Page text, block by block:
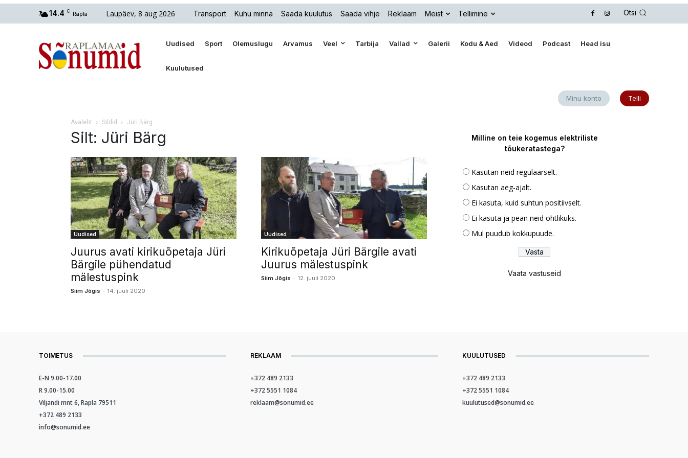
14.4 C Rapla Laupäev, 8 aug 2026 Transport Kuhu minna Saada kuulutus Saada vihje Reklaam Meist Tellimine Otsi
Uudised Sport Olemuslugu Arvamus Veel Tarbija Vallad Galerii Kodu & Aed Videod Podcast Head isu
Kuulutused
Minu konto Telli
Avaleht Sildid Jüri Bärg
Silt: Jüri Bärg
Uudised
Juurus avati kirikuõpetaja Jüri
Bärgile pühendatud
mälestuspink
Siim Jõgis - 14. juuli 2020
Uudised
Kirikuõpetaja Jüri Bärgile avati
Juurus mälestuspink
Siim Jõgis - 12. juuli 2020
Milline on teie kogemus elektriliste
tõukeratastega?
Kasutan neid regulaarselt.
Kasutan aeg-ajalt.
Ei kasuta, kuid suhtun positiivselt.
Ei kasuta ja pean neid ohtlikuks.
Mul puudub kokkupuude.
Vaata vastuseid
TOIMETUS
E-N 9.00-17.00
R 9.00-15.00
Viljandi mnt 6, Rapla 79511
+372 489 2133
info@sonumid.ee
REKLAAM
+372 489 2133
+372 5551 1084
reklaam@sonumid.ee
KUULUTUSED
+372 489 2133
+372 5551 1084
kuulutused@sonumid.ee